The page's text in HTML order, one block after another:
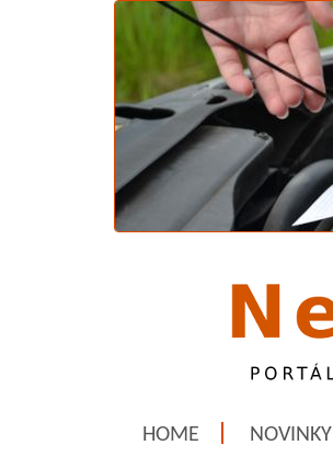
HOME NOVINKY